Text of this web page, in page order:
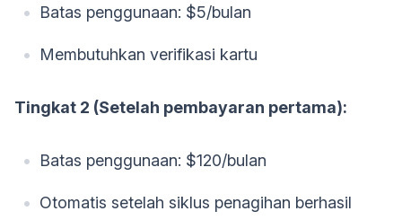
Batas penggunaan: $5/bulan
Membutuhkan verifikasi kartu
Tingkat 2 (Setelah pembayaran pertama):
Batas penggunaan: $120/bulan
Otomatis setelah siklus penagihan berhasil